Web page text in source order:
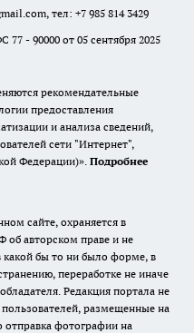
тел: +7 985 814 3429
- 90000 от 05 сентября 2025
рекомендательные
предоставления
и анализа сведений,
сети "Интернет",
Федерации)». Подробнее
сайте, охраняется в
об авторском праве и не
бы то ни было форме, в
переработке не иначе
Редакция портала не
размещенные на
отправка фотографии на